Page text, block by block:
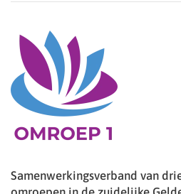
Samenwerkingsverband van